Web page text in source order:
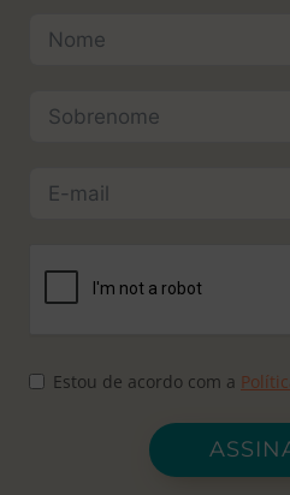
Estou de acordo com a